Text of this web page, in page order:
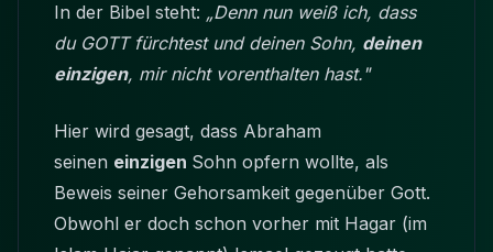
In der Bibel steht: „Denn nun weiß ich, dass
du GOTT fürchtest und deinen Sohn, deinen
einzigen, mir nicht vorenthalten hast."
Hier wird gesagt, dass Abraham
seinen einzigen Sohn opfern wollte, als
Beweis seiner Gehorsamkeit gegenüber Gott.
Obwohl er doch schon vorher mit Hagar (im